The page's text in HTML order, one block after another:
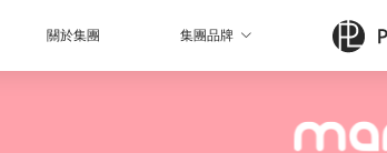
關於集團 集團品牌